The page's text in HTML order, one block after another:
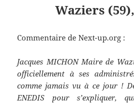
Waziers
Commentaire de Next-up.org :
Jacques MICHON Maire de
officiellement à ses
comme jamais vu à ce jour !
ENEDIS pour s’expliquer,